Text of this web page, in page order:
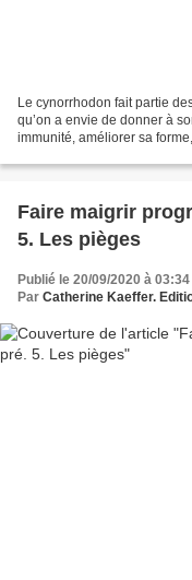
Le cynorrhodon fait partie
qu’on a envie de donner à
immunité, améliorer sa
Faire maigrir
5. Les pièges
Publié le 20/09/2020 à 03:34
Par Catherine Kaeffer.